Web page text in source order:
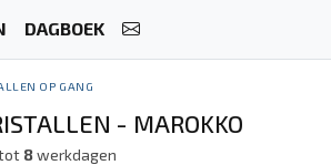
DAGBOEK
OP GANG
- MAROKKO
8werkdagen